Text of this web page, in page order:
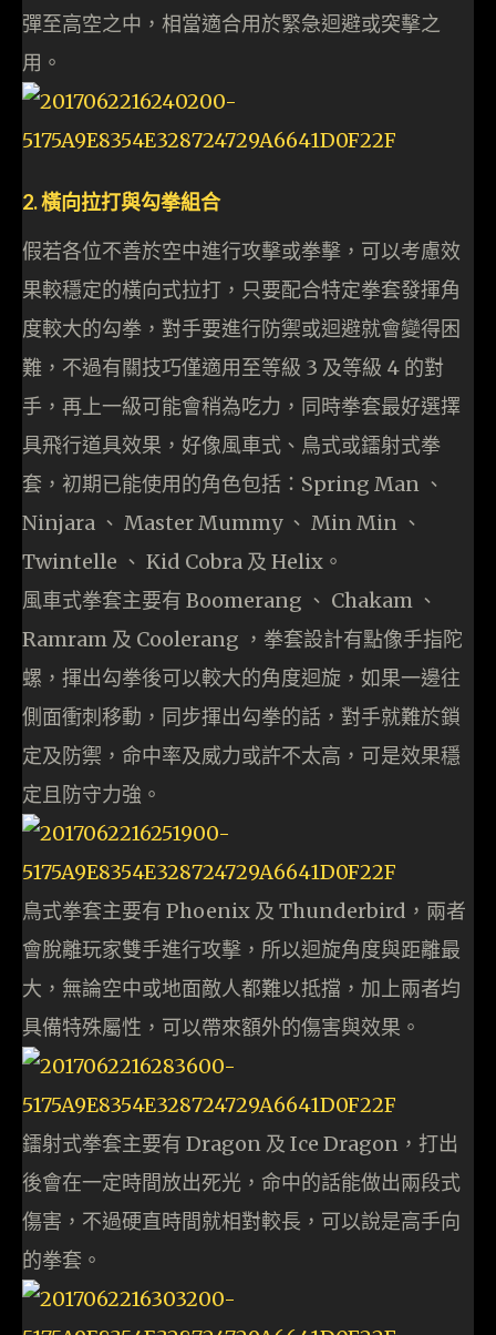
彈至高空之中，相當適合用於緊急迴避或突擊之
用。
2. 橫向拉打與勾拳組合
假若各位不善於空中進行攻擊或拳擊，可以考慮效
果較穩定的橫向式拉打，只要配合特定拳套發揮角
度較大的勾拳，對手要進行防禦或迴避就會變得困
難，不過有關技巧僅適用至等級 3 及等級 4 的對
手，再上一級可能會稍為吃力，同時拳套最好選擇
具飛行道具效果，好像風車式、鳥式或鐳射式拳
套，初期已能使用的角色包括：Spring Man 、
Ninjara 、 Master Mummy 、 Min Min 、
Twintelle 、 Kid Cobra 及 Helix。
風車式拳套主要有 Boomerang 、 Chakam 、
Ramram 及 Coolerang ，拳套設計有點像手指陀
螺，揮出勾拳後可以較大的角度迴旋，如果一邊往
側面衝刺移動，同步揮出勾拳的話，對手就難於鎖
定及防禦，命中率及威力或許不太高，可是效果穩
定且防守力強。
鳥式拳套主要有 Phoenix 及 Thunderbird，兩者
會脫離玩家雙手進行攻擊，所以迴旋角度與距離最
大，無論空中或地面敵人都難以抵擋，加上兩者均
具備特殊屬性，可以帶來額外的傷害與效果。
鐳射式拳套主要有 Dragon 及 Ice Dragon，打出
後會在一定時間放出死光，命中的話能做出兩段式
傷害，不過硬直時間就相對較長，可以說是高手向
的拳套。